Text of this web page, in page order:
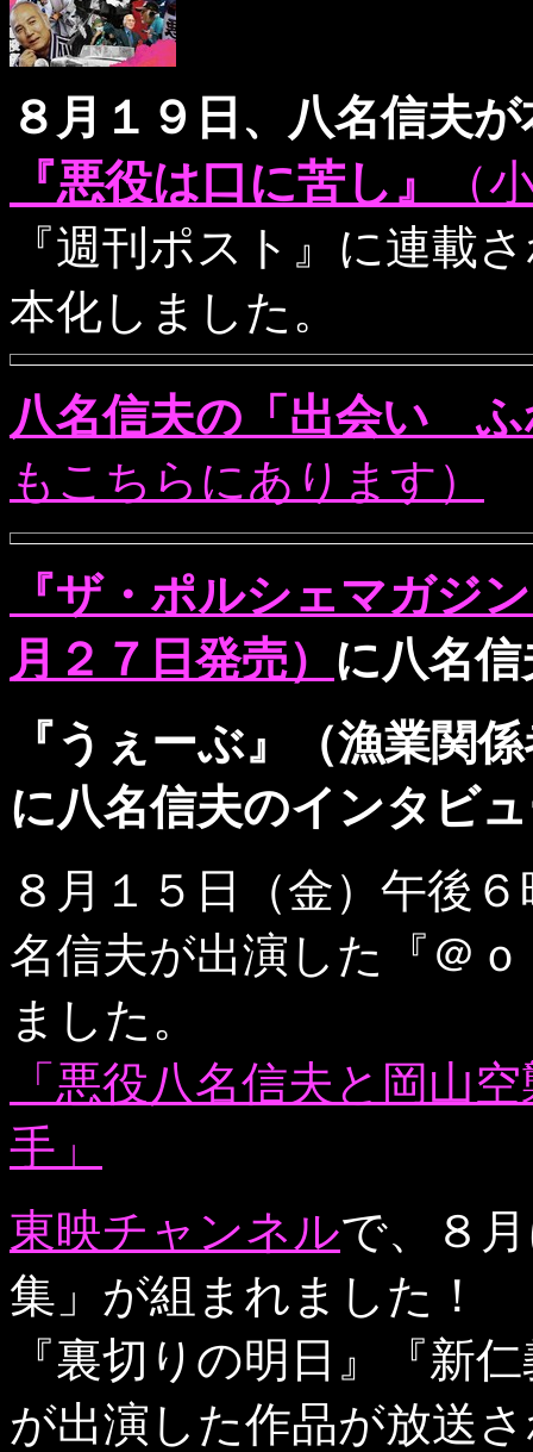
８月１９日、八名信夫
『悪役は口に苦し』 （
『週刊ポスト』に連載
本化しました。
八名信夫の「出会い
もこちらにあります）
『ザ・ポルシェマガジ
月２７日発売） に八名
『うぇーぶ』（漁業関
に八名信夫のインタビ
８月１５日（金）午後
名信夫が出演した『＠
ました。
「悪役八名信夫と岡山
手」
東映チャンネルで、８
集」が組まれました！
『裏切りの明日』『新
が出演した作品が放送